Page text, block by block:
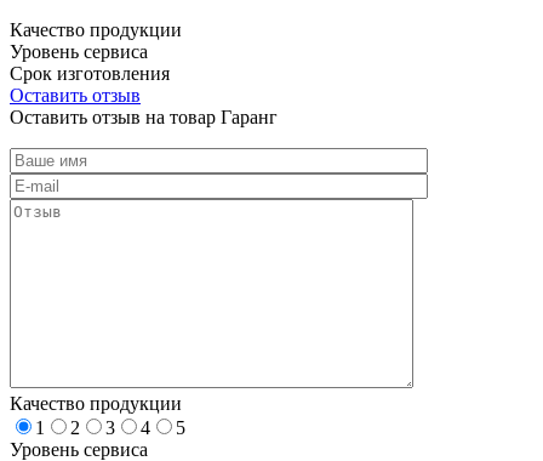
Качество продукции
Уровень сервиса
Срок изготовления
Оставить отзыв
Оставить отзыв на товар Гаранг
Качество продукции
1
2 3 4
5
Уровень сервиса